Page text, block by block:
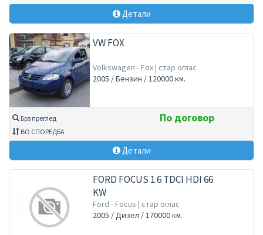
Детали
VW FOX
Volkswagen - Fox | стар оглас
2005 / Бензин / 120000 км.
Брз преглед
ВО СПОРЕДБА
По договор
Детали
FORD FOCUS 1.6 TDCI HDI 66
KW
Ford - Focus | стар оглас
2005 / Дизел / 170000 км.